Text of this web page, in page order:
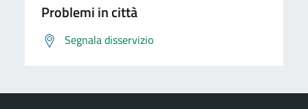
Problemi in città
Segnala disservizio